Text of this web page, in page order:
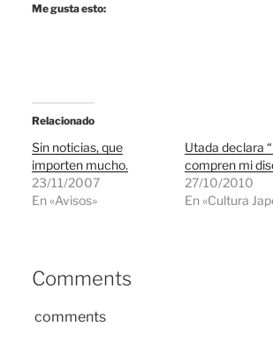
Me gusta esto:
Relacionado
Sin noticias, que
importen mucho.
23/11/2007
En «Avisos»
Utada declara
compren mi
27/10/2010
En «Cultura
Comments
comments